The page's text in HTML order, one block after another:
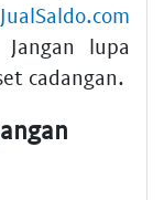
lupa
cadangan.